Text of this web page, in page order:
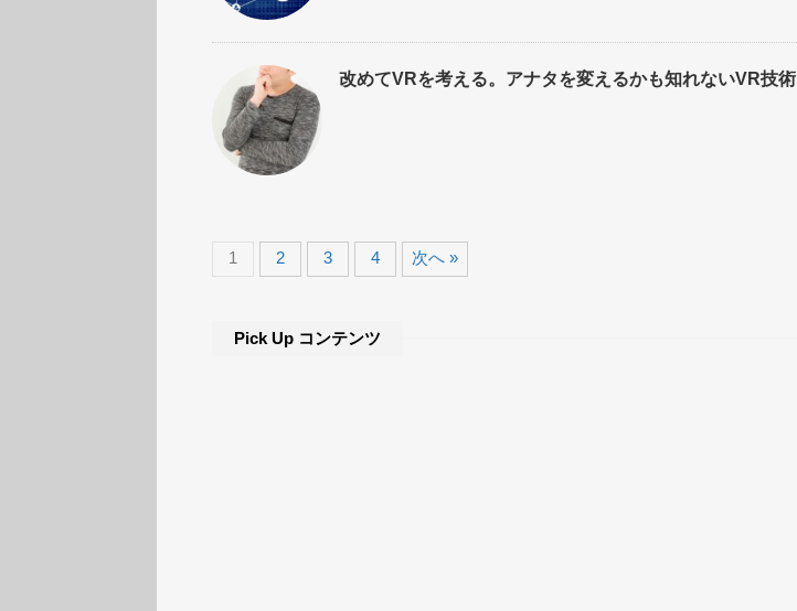
改めてVRを考える。アナタを変えるかも知れないVR技術
1 2 3 4 次へ »
Pick Up コンテンツ